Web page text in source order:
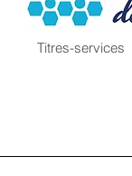
Titres-services